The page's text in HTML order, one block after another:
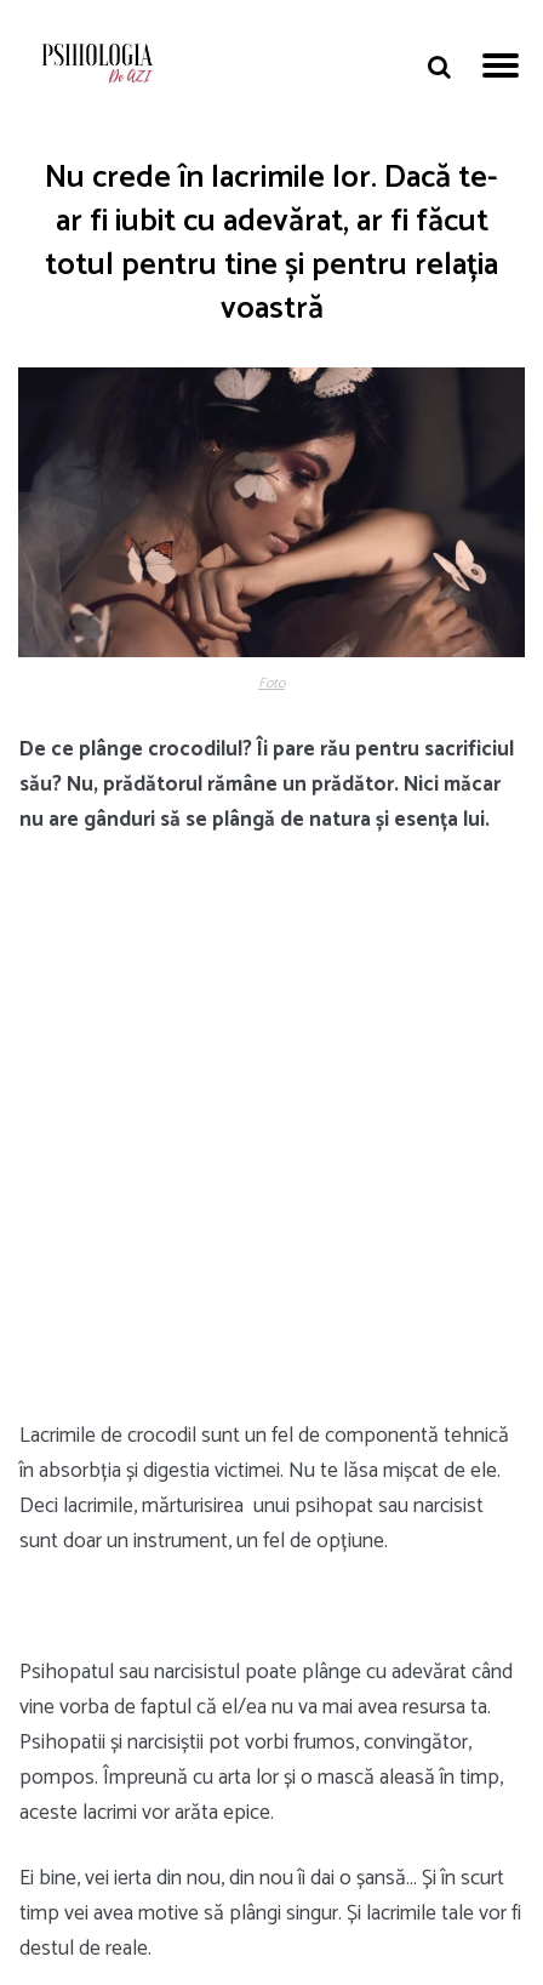
Nu crede în lacrimile lor. Dacă te-
ar fi iubit cu adevărat, ar fi făcut
totul pentru tine și pentru relația
voastră
Foto
De ce plânge crocodilul? Îi pare rău pentru sacrificiul
său? Nu, prădătorul rămâne un prădător. Nici măcar
nu are gânduri să se plângă de natura și esența lui.
Lacrimile de crocodil sunt un fel de componentă tehnică
în absorbția și digestia victimei. Nu te lăsa mișcat de ele.
Deci lacrimile, mărturisirea unui psihopat sau narcisist
sunt doar un instrument, un fel de opțiune.
Psihopatul sau narcisistul poate plânge cu adevărat când
vine vorba de faptul că el/ea nu va mai avea resursa ta.
Psihopatii și narcisiștii pot vorbi frumos, convingător,
pompos. Împreună cu arta lor și o mască aleasă în timp,
aceste lacrimi vor arăta epice.
Ei bine, vei ierta din nou, din nou îi dai o șansă… Și în scurt
timp vei avea motive să plângi singur. Și lacrimile tale vor fi
destul de reale.